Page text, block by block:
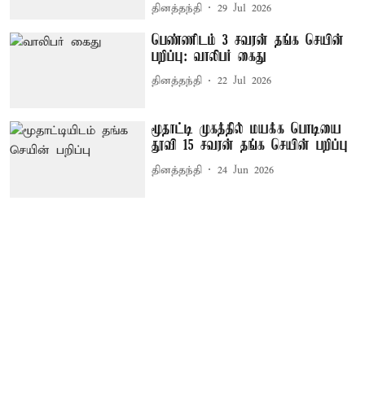
தினத்தந்தி 29 Jul 2026
பெண்ணிடம் 3 சவரன் தங்க செயின்
பறிப்பு: வாலிபர் கைது
தினத்தந்தி 22 Jul 2026
மூதாட்டி முகத்தில் மயக்க பொடியை
தூவி 15 சவரன் தங்க செயின் பறிப்பு
தினத்தந்தி 24 Jun 2026